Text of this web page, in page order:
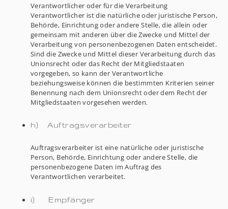
Verantwortlicher oder für die Verarbeitung
Verantwortlicher ist die natürliche oder juristische Person,
Behörde, Einrichtung oder andere Stelle, die allein oder
gemeinsam mit anderen über die Zwecke und Mittel der
Verarbeitung von personenbezogenen Daten entscheidet.
Sind die Zwecke und Mittel dieser Verarbeitung durch das
Unionsrecht oder das Recht der Mitgliedstaaten
vorgegeben, so kann der Verantwortliche
beziehungsweise können die bestimmten Kriterien seiner
Benennung nach dem Unionsrecht oder dem Recht der
Mitgliedstaaten vorgesehen werden.
h) Auftragsverarbeiter
Auftragsverarbeiter ist eine natürliche oder juristische
Person, Behörde, Einrichtung oder andere Stelle, die
personenbezogene Daten im Auftrag des
Verantwortlichen verarbeitet.
i) Empfänger